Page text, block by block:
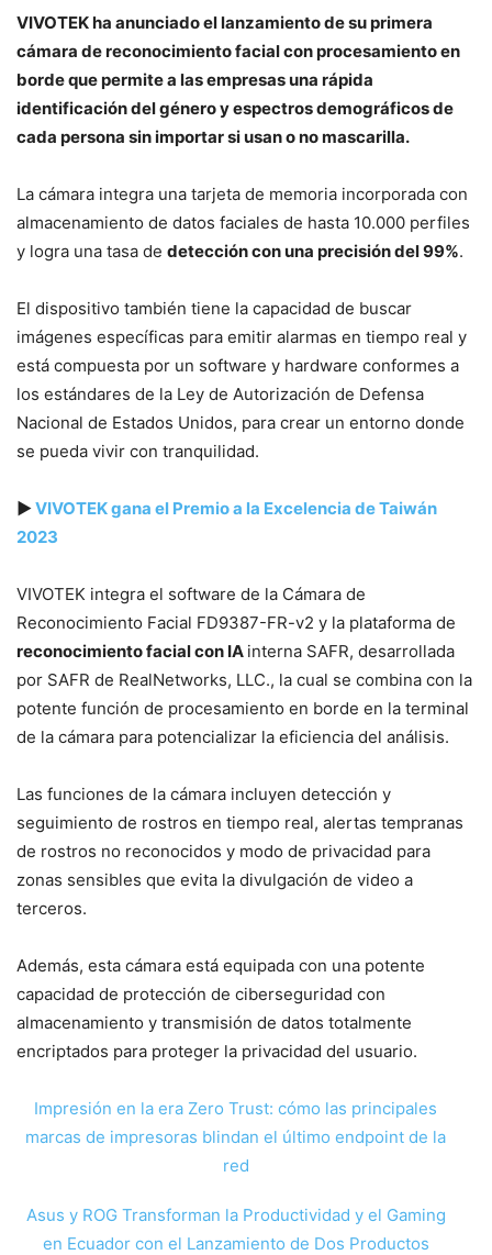
VIVOTEK ha anunciado el lanzamiento de su primera
cámara de reconocimiento facial con procesamiento en
borde que permite a las empresas una rápida
identificación del género y espectros demográficos de
cada persona sin importar si usan o no mascarilla.
La cámara integra una tarjeta de memoria incorporada con
almacenamiento de datos faciales de hasta 10.000 perfiles
y logra una tasa de detección con una precisión del 99%.
El dispositivo también tiene la capacidad de buscar
imágenes específicas para emitir alarmas en tiempo real y
está compuesta por un software y hardware conformes a
los estándares de la Ley de Autorización de Defensa
Nacional de Estados Unidos, para crear un entorno donde
se pueda vivir con tranquilidad.
▶VIVOTEK gana el Premio a la Excelencia de Taiwán
2023
VIVOTEK integra el software de la Cámara de
Reconocimiento Facial FD9387-FR-v2 y la plataforma de
reconocimiento facial con IA interna SAFR, desarrollada
por SAFR de RealNetworks, LLC., la cual se combina con la
potente función de procesamiento en borde en la terminal
de la cámara para potencializar la eficiencia del análisis.
Las funciones de la cámara incluyen detección y
seguimiento de rostros en tiempo real, alertas tempranas
de rostros no reconocidos y modo de privacidad para
zonas sensibles que evita la divulgación de video a
terceros.
Además, esta cámara está equipada con una potente
capacidad de protección de ciberseguridad con
almacenamiento y transmisión de datos totalmente
encriptados para proteger la privacidad del usuario.
Impresión en la era Zero Trust: cómo las principales
marcas de impresoras blindan el último endpoint de la
red
Asus y ROG Transforman la Productividad y el Gaming
en Ecuador con el Lanzamiento de Dos Productos